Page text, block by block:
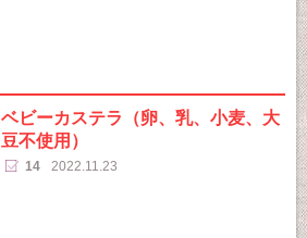
ベビーカステラ（卵、乳、小麦、大
豆不使用）
14 2022.11.23